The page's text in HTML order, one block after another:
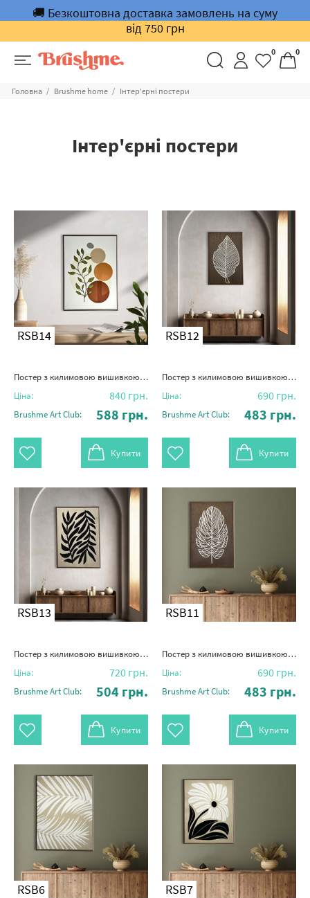
🚚 Безкоштовна доставка замовлень на суму
від 750 грн
0 0
Головна Brushme home Інтер'єрні постери
Інтер'єрні постери
RSB14
Постер з килимовою вишивкою "Баланс без правил"
Ціна: 840 грн.
Brushme Art Club: 588 грн.
Купити
RSB12
Постер з килимовою вишивкою "Спокій листка"
Ціна: 690 грн.
Brushme Art Club: 483 грн.
Купити
RSB13
Постер з килимовою вишивкою "Потік думок"
Ціна: 720 грн.
Brushme Art Club: 504 грн.
Купити
RSB11
Постер з килимовою вишивкою "Стиль бохо"
Ціна: 690 грн.
Brushme Art Club: 483 грн.
Купити
RSB6 RSB7